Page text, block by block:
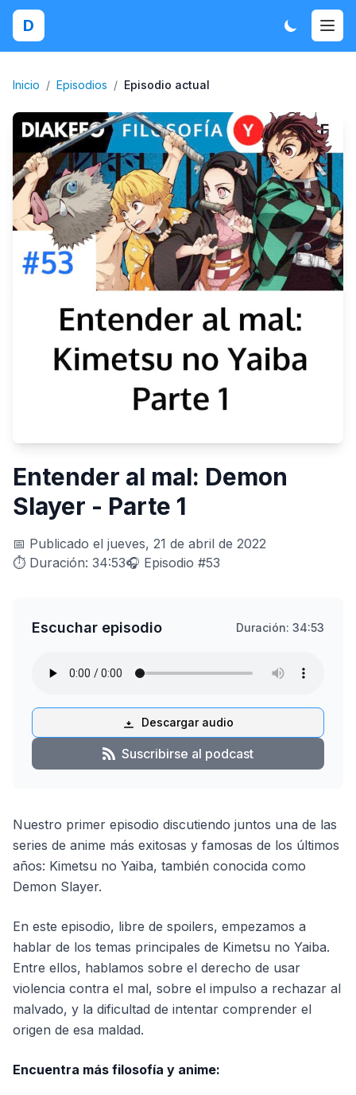
D
Inicio / Episodios / Episodio actual
Entender al mal: Demon
Slayer - Parte 1
📅 Publicado el jueves, 21 de abril de 2022
⏱️ Duración: 34:53🎧 Episodio #53
Escuchar episodio Duración: 34:53
Descargar audio
Suscribirse al podcast
Nuestro primer episodio discutiendo juntos una de las
series de anime más exitosas y famosas de los últimos
años: Kimetsu no Yaiba, también conocida como
Demon Slayer.
En este episodio, libre de spoilers, empezamos a
hablar de los temas principales de Kimetsu no Yaiba.
Entre ellos, hablamos sobre el derecho de usar
violencia contra el mal, sobre el impulso a rechazar al
malvado, y la dificultad de intentar comprender el
origen de esa maldad.
Encuentra más filosofía y anime: